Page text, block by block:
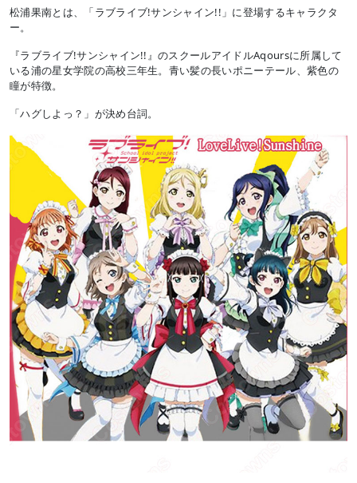
松浦果南とは、「ラブライブ!サンシャイン!!」に登場するキャラクタ
ー。
『ラブライブ!サンシャイン!!』のスクールアイドルAqoursに所属して
いる浦の星女学院の高校三年生。青い髪の長いポニーテール、紫色の
瞳が特徴。
「ハグしよっ？」が決め台詞。